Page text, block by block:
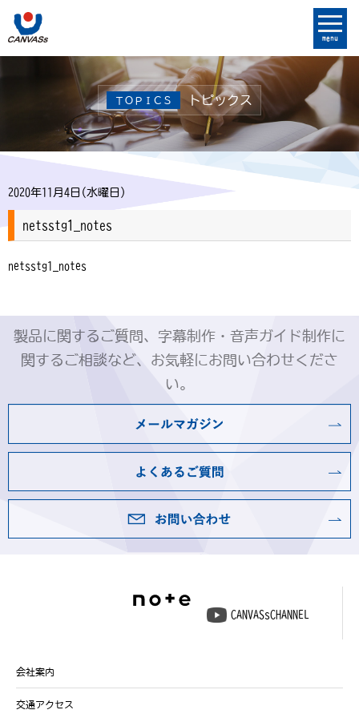
menu
ＴＯＰＩＣＳ トピックス
2020年11月4日(水曜日)
netsstg1_notes
netsstg1_notes
製品に関するご質問、字幕制作・音声ガイド制作に
関するご相談など、お気軽にお問い合わせくださ
い。
CANVASsCHANNEL
会社案内
交通アクセス